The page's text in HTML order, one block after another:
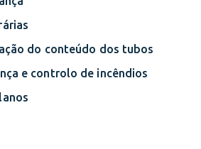
do conteúdo dos tubos
e controlo de incêndios